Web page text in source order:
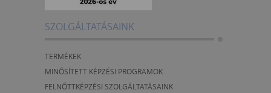
SZOLGÁLTATÁSAINK
TERMÉKEK
MINŐSÍTETT KÉPZÉSI PROGRAMOK
FELNŐTTKÉPZÉSI SZOLGÁLTATÁSAINK